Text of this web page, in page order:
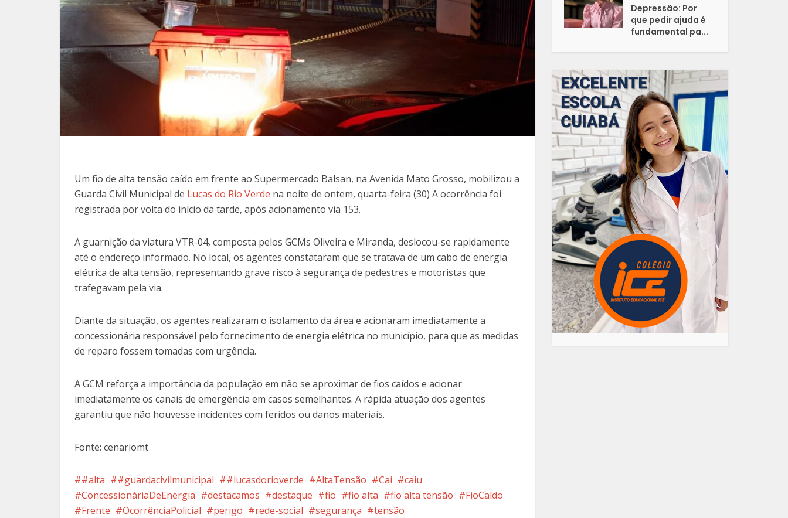
Um fio de alta tensão caído em frente ao Supermercado Balsan, na Avenida Mato Grosso, mobilizou a
Guarda Civil Municipal de Lucas do Rio Verde na noite de ontem, quarta-feira (30) A ocorrência foi
registrada por volta do início da tarde, após acionamento via 153.
A guarnição da viatura VTR-04, composta pelos GCMs Oliveira e Miranda, deslocou-se rapidamente
até o endereço informado. No local, os agentes constataram que se tratava de um cabo de energia
elétrica de alta tensão, representando grave risco à segurança de pedestres e motoristas que
trafegavam pela via.
Diante da situação, os agentes realizaram o isolamento da área e acionaram imediatamente a
concessionária responsável pelo fornecimento de energia elétrica no município, para que as medidas
de reparo fossem tomadas com urgência.
A GCM reforça a importância da população em não se aproximar de fios caídos e acionar
imediatamente os canais de emergência em casos semelhantes. A rápida atuação dos agentes
garantiu que não houvesse incidentes com feridos ou danos materiais.
Fonte: cenariomt
#alta #guardacivilmunicipal #lucasdorioverde AltaTensão Cai
caiu
ConcessionáriaDeEnergia
destacamos destaque fio fio alta fio alta tensão
FioCaído
Frente
OcorrênciaPolicial perigo rede-social segurança tensão
Depressão: Por
que pedir ajuda é
fundamental pa...